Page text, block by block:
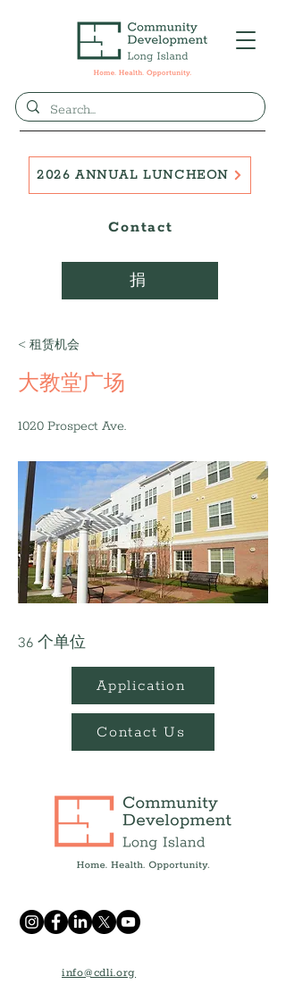
捐
Contact
2026 ANNUAL LUNCHEON
< 租赁机会
大教堂广场
1020 Prospect Ave.
36 个单位
Application
Contact Us
info@cdli.org